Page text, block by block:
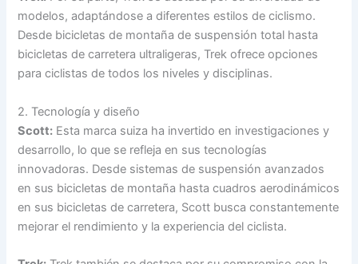
modelos, adaptándose a diferentes estilos de ciclismo.
Desde bicicletas de montaña de suspensión total hasta
bicicletas de carretera ultraligeras, Trek ofrece opciones
para ciclistas de todos los niveles y disciplinas.
2. Tecnología y diseño
Scott: Esta marca suiza ha invertido en investigaciones y
desarrollo, lo que se refleja en sus tecnologías
innovadoras. Desde sistemas de suspensión avanzados
en sus bicicletas de montaña hasta cuadros aerodinámicos
en sus bicicletas de carretera, Scott busca constantemente
mejorar el rendimiento y la experiencia del ciclista.